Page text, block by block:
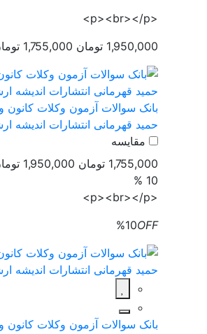
1,950,000 تومان
1,755,000 تومان
بانک سوالات آزمون وکلات کانون
حمید قهرمانی انتشارات اندیشه ارشد
مقایسه
1,755,000 تومان
1,950,000 تومان
10 %
%10OFF
بانک سوالات آزمون وکلات کانون